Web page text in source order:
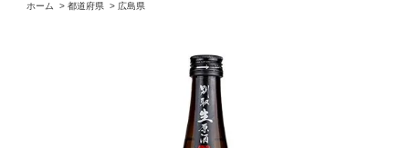
ホーム
> 都道府県 > 広島県